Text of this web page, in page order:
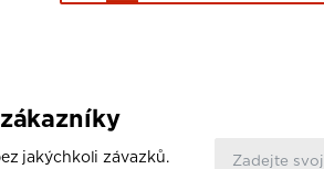
jakýchkoli závazků.